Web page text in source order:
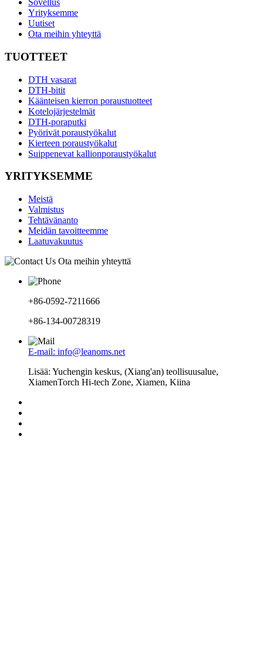
Sovellus
Yrityksemme
Uutiset
Ota meihin yhteyttä
TUOTTEET
DTH vasarat
DTH-bitit
Käänteisen kierron poraustuotteet
Kotelojärjestelmät
DTH-poraputki
Pyörivät poraustyökalut
Kierteen poraustyökalut
Suippenevat kallionporaustyökalut
YRITYKSEMME
Meistä
Valmistus
Tehtävänanto
Meidän tavoitteemme
Laatuvakuutus
Ota meihin yhteyttä
+86-0592-7211666
+86-134-00728319
E-mail: info@leanoms.net
Lisää: Yuchengin keskus, (Xiang'an) teollisuusalue,
XiamenTorch Hi-tech Zone, Xiamen, Kiina